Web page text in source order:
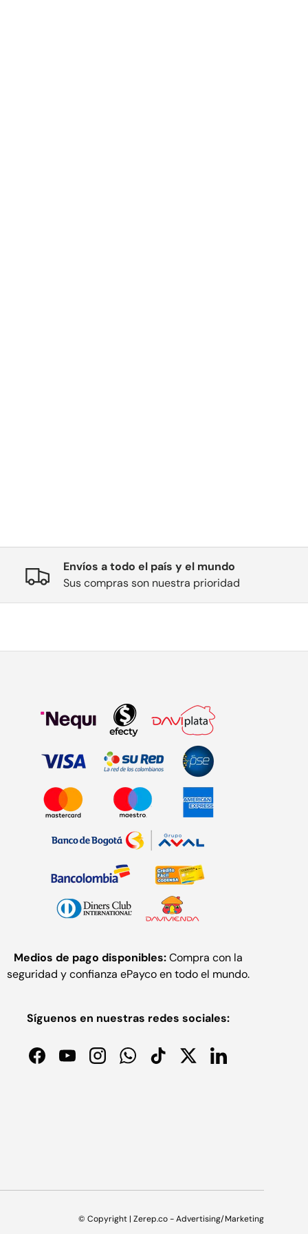
Envíos a todo el país y el mundo
Sus compras son nuestra prioridad
Medios de pago disponibles:Compra con la
seguridad y confianza ePayco en todo el mundo.
Síguenos en nuestras redes sociales:
FacebookYouTubeInstagramWhatsAppTikTokTwitterLinkedIn
© Copyright | Zerep.co - Advertising/Marketing